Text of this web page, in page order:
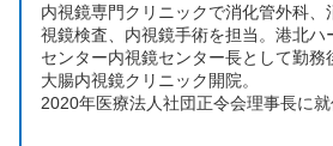
内視鏡専門クリニックで消化管外科、
視鏡検査、内視鏡手術を担当。港北ハ
センター内視鏡センター長として勤務
大腸内視鏡クリニック開院。
2020年医療法人社団正令会理事長に就